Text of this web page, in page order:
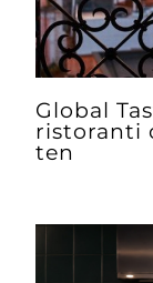
Global
ristoranti
ten